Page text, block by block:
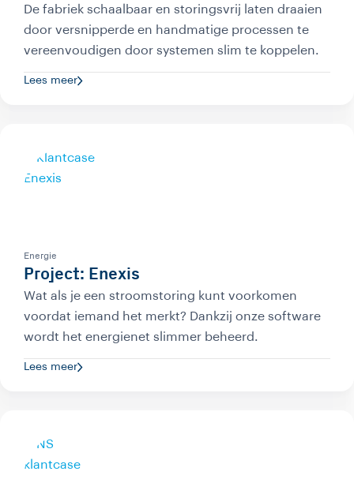
De fabriek schaalbaar en storingsvrij laten draaien
door versnipperde en handmatige processen te
vereenvoudigen door systemen slim te koppelen.
Lees meer
Energie
Project: Enexis
Wat als je een stroomstoring kunt voorkomen
voordat iemand het merkt? Dankzij onze software
wordt het energienet slimmer beheerd.
Lees meer